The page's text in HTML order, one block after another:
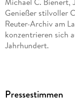
Genießer stilvoller
Reuter-Archiv am
konzentrieren sich
Jahrhundert.
Pressestimmen